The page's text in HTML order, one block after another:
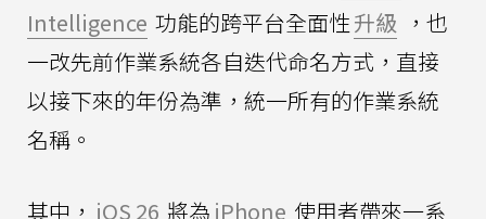
Intelligence 功能的跨平台全面性升級 ，也
一改先前作業系統各自迭代命名方式，直接
以接下來的年份為準，統一所有的作業系統
名稱。
其中， iOS 26 將為 iPhone 使用者帶來一系